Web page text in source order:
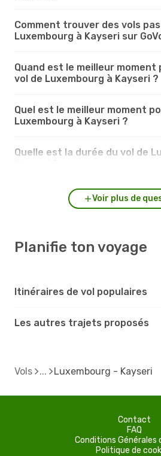
Comment trouver des vols
Luxembourg à Kayseri sur
Quand est le meilleur moment
vol de Luxembourg à Kayseri ?
Quel est le meilleur moment
Luxembourg à Kayseri ?
Quelle est la durée du vol de
Voir plus de
Planifie ton voyage
Itinéraires de vol populaires
Les autres trajets proposés
Vols Luxembourg - Kayseri
Contact
FAQ
Conditions Générales
Politique de